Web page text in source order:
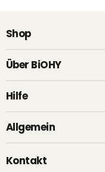
Shop
Über BiOHY
Hilfe
Allgemein
Kontakt